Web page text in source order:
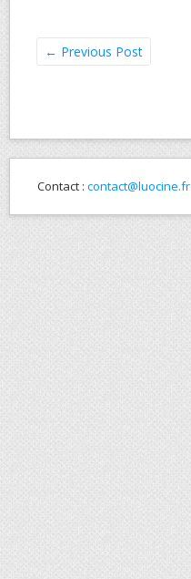
← Previous Post
Contact : contact@luocine.fr